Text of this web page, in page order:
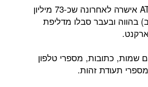
ענקית התקשורת AT&T אישרה לאחרונה שכ-73 מיליון
בהווה ובעבר סבלו מדליפת
שמות, כתובות, מספרי טלפון
תעודת זהות.